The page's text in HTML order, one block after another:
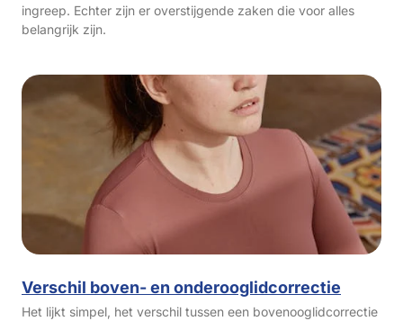
ingreep. Echter zijn er overstijgende zaken die voor alles
belangrijk zijn.
Verschil boven- en onderooglidcorrectie
Het lijkt simpel, het verschil tussen een bovenooglidcorrectie